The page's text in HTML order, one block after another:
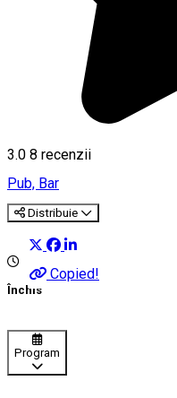
3.0 8 recenzii
Pub, Bar
Distribuie
Copied!
Închis
Program